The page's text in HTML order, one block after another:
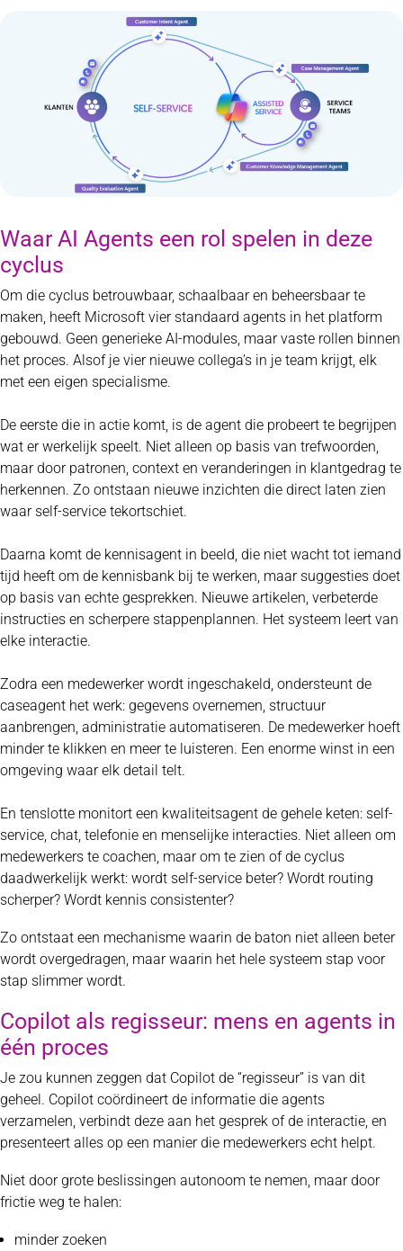
Waar AI Agents een rol spelen in deze
cyclus
Om die cyclus betrouwbaar, schaalbaar en beheersbaar te
maken, heeft Microsoft vier standaard agents in het platform
gebouwd. Geen generieke AI-modules, maar vaste rollen binnen
het proces. Alsof je vier nieuwe collega’s in je team krijgt, elk
met een eigen specialisme.
De eerste die in actie komt, is de agent die probeert te begrijpen
wat er werkelijk speelt. Niet alleen op basis van trefwoorden,
maar door patronen, context en veranderingen in klantgedrag te
herkennen. Zo ontstaan nieuwe inzichten die direct laten zien
waar self-service tekortschiet.
Daarna komt de kennisagent in beeld, die niet wacht tot iemand
tijd heeft om de kennisbank bij te werken, maar suggesties doet
op basis van echte gesprekken. Nieuwe artikelen, verbeterde
instructies en scherpere stappenplannen. Het systeem leert van
elke interactie.
Zodra een medewerker wordt ingeschakeld, ondersteunt de
caseagent het werk: gegevens overnemen, structuur
aanbrengen, administratie automatiseren. De medewerker hoeft
minder te klikken en meer te luisteren. Een enorme winst in een
omgeving waar elk detail telt.
En tenslotte monitort een kwaliteitsagent de gehele keten: self-
service, chat, telefonie en menselijke interacties. Niet alleen om
medewerkers te coachen, maar om te zien of de cyclus
daadwerkelijk werkt: wordt self-service beter? Wordt routing
scherper? Wordt kennis consistenter?
Zo ontstaat een mechanisme waarin de baton niet alleen beter
wordt overgedragen, maar waarin het hele systeem stap voor
stap slimmer wordt.
Copilot als regisseur: mens en agents in
één proces
Je zou kunnen zeggen dat Copilot de “regisseur” is van dit
geheel. Copilot coördineert de informatie die agents
verzamelen, verbindt deze aan het gesprek of de interactie, en
presenteert alles op een manier die medewerkers echt helpt.
Niet door grote beslissingen autonoom te nemen, maar door
frictie weg te halen:
minder zoeken